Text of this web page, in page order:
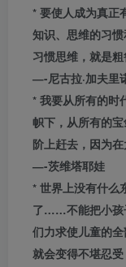
* 要使人成为真正
知识、思维的习
习惯思维，就是
—-尼古拉·加夫里
* 我要从所有的时
帜下，从所有的
阶上赶去，因为
—-茨维塔耶娃
* 世界上没有什么
了……不能把小孩
们力求使儿童的
就会变得不堪忍